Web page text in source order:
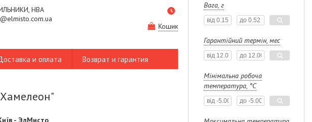
НВА
Кошик
и оплата Возврат и гарантия
- ЭлМисто
Вага, г
Гарантійний термін, мес
Мінімальна робоча
температура, °С